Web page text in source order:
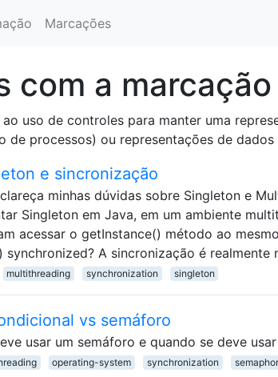
Marcações
com a
uso de controles para manter uma
de processos) ou representações de
e sincronização
minhas dúvidas sobre Singleton e
Singleton em Java, em um ambiente
acessar o getInstance() método ao
synchronized? A sincronização é realmente
multithreading synchronization singleton
vs semáforo
usar um semáforo e quando se deve
operating-system synchronization